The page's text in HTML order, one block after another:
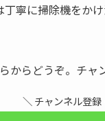
寧に掃除機をか
からどうぞ。チャ
＼ チャンネル登